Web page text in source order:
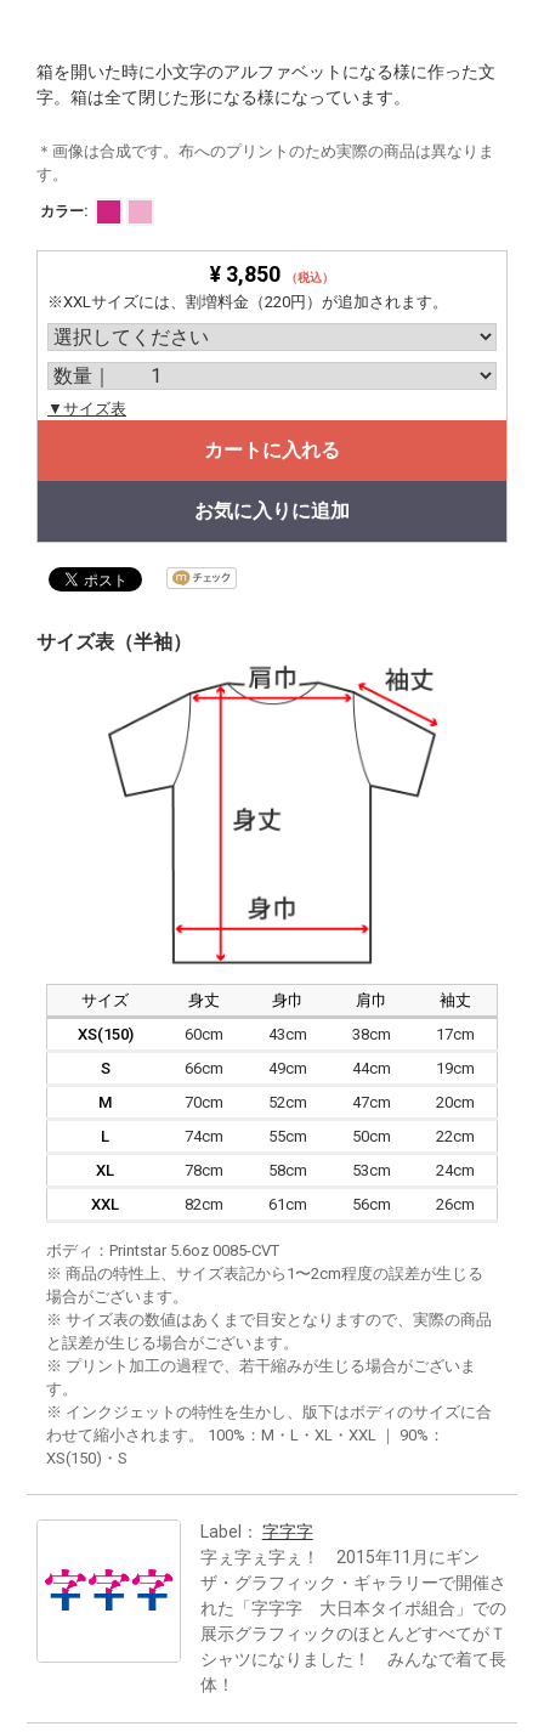
箱を開いた時に小文字のアルファベットになる様に作った文
字。箱は全て閉じた形になる様になっています。
＊画像は合成です。布へのプリントのため実際の商品は異なりま
す。
カラー:
¥ 3,850 （税込）
※XXLサイズには、割増料金（220円）が追加されます。
▼サイズ表
カートに入れる
お気に入りに追加
サイズ表（半袖）
サイズ 身丈 身巾 肩巾
袖丈
XS(150)
60cm 43cm 38cm
17cm
S
66cm 49cm 44cm
19cm
M
70cm 52cm 47cm
20cm
L
74cm 55cm 50cm
22cm
XL
78cm 58cm 53cm
24cm
XXL
82cm 61cm 56cm 26cm
ボディ：Printstar 5.6oz 0085-CVT
※ 商品の特性上、サイズ表記から1〜2cm程度の誤差が生じる
場合がございます。
※ サイズ表の数値はあくまで目安となりますので、実際の商品
と誤差が生じる場合がございます。
※ プリント加工の過程で、若干縮みが生じる場合がございま
す。
※ インクジェットの特性を生かし、版下はボディのサイズに合
わせて縮小されます。 100%：M・L・XL・XXL ｜ 90%：
XS(150)・S
Label： 字字字
字ぇ字ぇ字ぇ！ 2015年11月にギン
ザ・グラフィック・ギャラリーで開催さ
れた「字字字 大日本タイポ組合」での
展示グラフィックのほとんどすべてがＴ
シャツになりました！ みんなで着て長
体！